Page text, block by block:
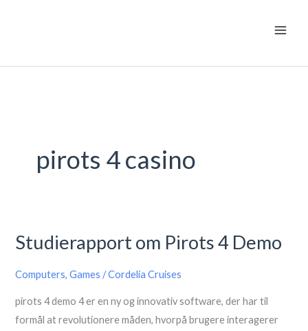
pirots 4 casino
Studierapport om Pirots 4 Demo
Computers, Games /Cordelia Cruises
pirots 4 demo 4 er en ny og innovativ software, der har til
formål at revolutionere måden, hvorpå brugere interagerer
Studierapport
Pirots